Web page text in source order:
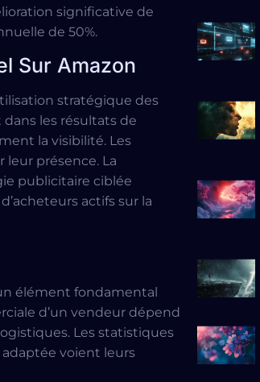
significative de
de 50%.
Sur Amazon
stratégique des
les résultats de
la visibilité. Les
leur présence. La
publicitaire ciblée
actifs sur la
élément fondamental
d’un vendeur dépend
Les statistiques
voient leurs